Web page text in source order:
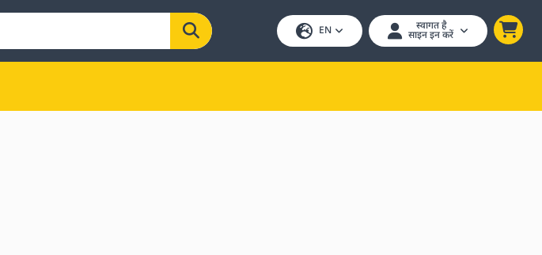
EN स्वागत है
साइन इन करें